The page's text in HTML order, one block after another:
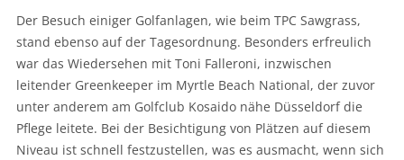
Der Besuch einiger Golfanlagen, wie beim TPC Sawgrass,
stand ebenso auf der Tagesordnung. Besonders erfreulich
war das Wiedersehen mit Toni Falleroni, inzwischen
leitender Greenkeeper im Myrtle Beach National, der zuvor
unter anderem am Golfclub Kosaido nähe Düsseldorf die
Pflege leitete. Bei der Besichtigung von Plätzen auf diesem
Niveau ist schnell festzustellen, was es ausmacht, wenn sich